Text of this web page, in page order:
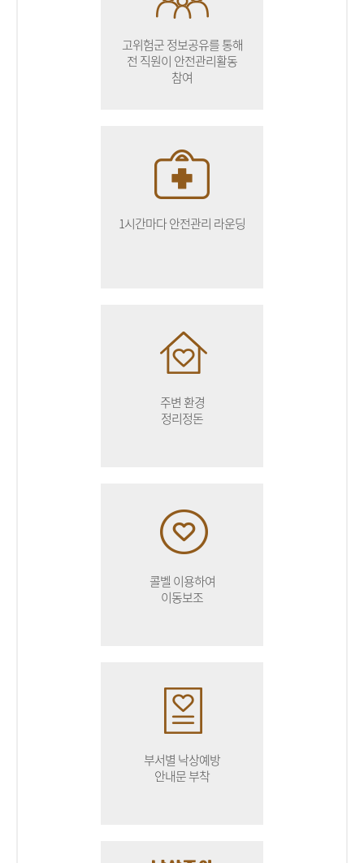
고위험군 정보공유를 통해
전 직원이 안전관리활동
참여
1시간마다 안전관리 라운딩
주변 환경
정리정돈
콜벨 이용하여
이동보조
부서별 낙상예방
안내문 부착